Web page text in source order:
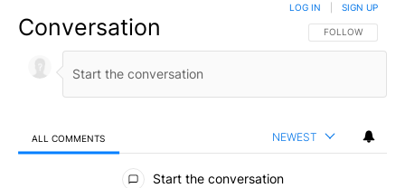
Conversation FOLLOW THIS
FOLLOW
LOG IN SIGN UP
ALL COMMENTS NEWEST
All Comments
Start the conversation